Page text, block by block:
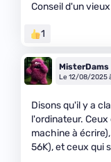
Conseil d'un
1
MisterDams
Le 12/08/2025
Disons qu'il y a
l'ordinateur.
machine à
56K), et ceux qui